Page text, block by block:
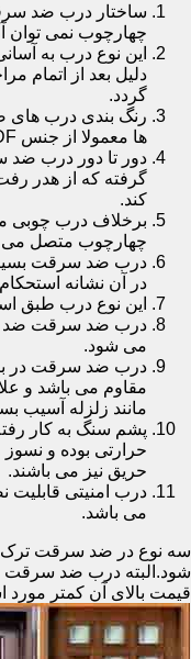
ساختار درب ضد
چهارچوب نمی توان
این نوع درب به
دلیل بعد از
گردد.
رنگ بندی درب
ها معمولا از جنس MDF با روکش رنگ یا PVC می باشد.
دور تا دور درب ضد
گرفته که از هدر
کند.
برخلاف درب چوبی
چهارچوب متصل
درب ضد سرقت
در آن نشانه
این نوع درب طبق
درب ضد سرقت ضد
می شود.
درب ضد سرقت در
مقاوم می باشد و
مانند زلزله آسیب
پشم سنگ به کار
حرارتی بوده و
حریق نیز می باشند.
درب امنیتی قابلیت
می باشد.
سه نوع در ضد سرقت
شود.البته درب ضد سرقت
قیمت بالای آن کمتر مورد